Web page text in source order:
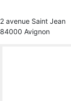
2 avenue Saint Jean
84000 Avignon